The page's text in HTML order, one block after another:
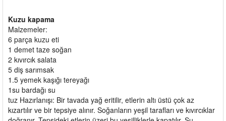
Kuzu kapama
Malzemeler:
6 parça kuzu eti
1 demet taze soğan
2 kıvırcık salata
5 diş sarımsak
1.5 yemek kaşığı tereyağı
1su bardağı su
tuz Hazırlanışı: Bir tavada yağ eritilir, etlerin altı üstü çok az
kızartılır ve bir tepsiye alınır. Soğanların yeşil tarafları ve kıvırcıklar